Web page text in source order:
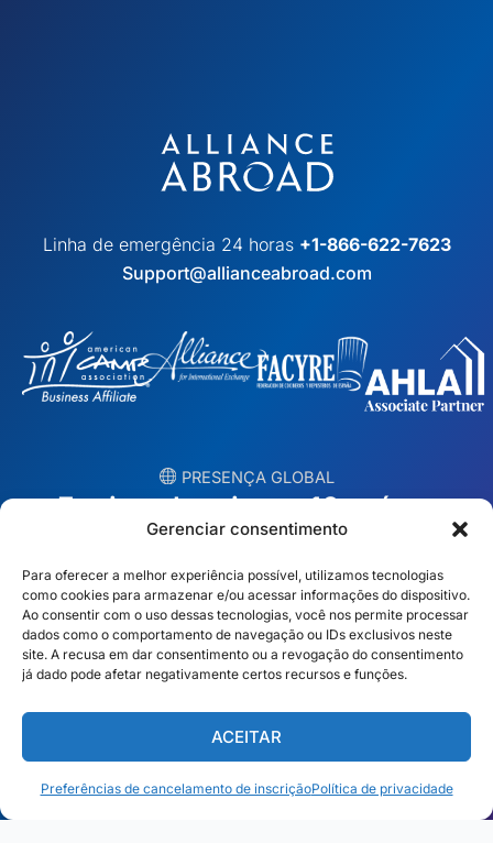
Gerenciar consentimento
Para oferecer a melhor experiência possível, utilizamos tecnologias
como cookies para armazenar e/ou acessar informações do dispositivo.
Ao consentir com o uso dessas tecnologias, você nos permite processar
dados como o comportamento de navegação ou IDs exclusivos neste
site. A recusa em dar consentimento ou a revogação do consentimento
já dado pode afetar negativamente certos recursos e funções.
ACEITAR
Preferências de cancelamento de inscriçãoPolítica de privacidade
Linha de emergência 24 horas +1-866-622-7623
Support@allianceabroad.com
︎ PRESENÇA GLOBAL
Equipes locais em 10 países
EUA
Dubai
México
Espanha
Irlanda
Polônia
Austrália
S. África
Encontre a equipe mais próxima →
Português Brasileiro